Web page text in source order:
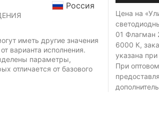
Россия
иметь другие значения
варианта исполнения.
параметры,
отличается от базового
Цена на
01 Флагман
6000 К,
указана при
При